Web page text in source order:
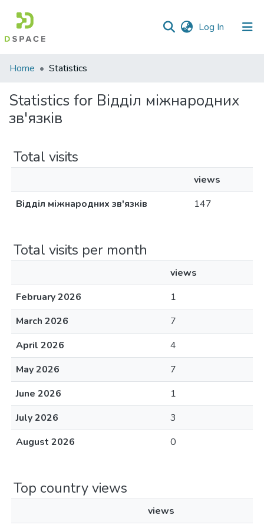
Log In (current)
Communities
Collections
All of DSpace
Home Statistics
Statistics for Відділ міжнародних
зв'язків
Total visits
views
Відділ міжнародних зв'язків
147
Total visits per month
views
February 2026
1
March 2026
7
April 2026
4
May 2026
7
June 2026
1
July 2026
3
August 2026
0
Top country views
views